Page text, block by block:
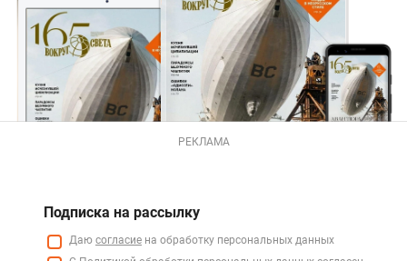
РЕКЛАМА
Подписка на рассылку
Даю согласие на обработку персональных данных